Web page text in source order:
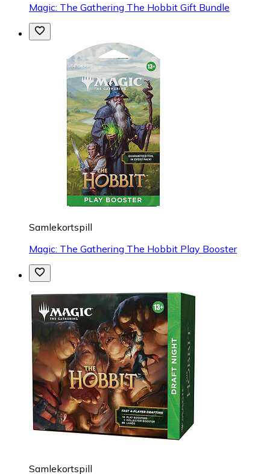
Magic: The Gathering The Hobbit Gift Bundle
Samlekortspill
Magic: The Gathering The Hobbit Play Booster
Samlekortspill